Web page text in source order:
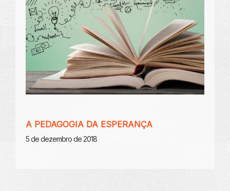
A PEDAGOGIA DA ESPERANÇA
5 de dezembro de 2018